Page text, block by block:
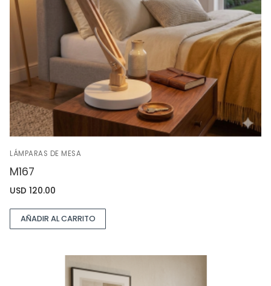
LÁMPARAS DE MESA
M167
USD 120.00
AÑADIR AL CARRITO